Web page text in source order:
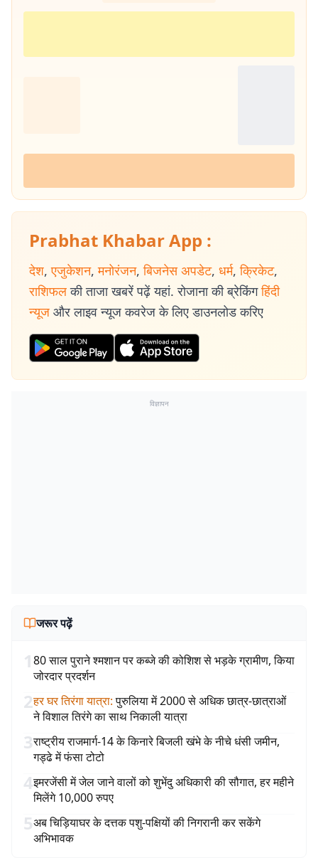
Prabhat Khabar App :
देश, एजुकेशन, मनोरंजन, बिजनेस अपडेट, धर्म, क्रिकेट,
राशिफल की ताजा खबरें पढ़ें यहां. रोजाना की ब्रेकिंग हिंदी
न्यूज और लाइव न्यूज कवरेज के लिए डाउनलोड करिए
विज्ञापन
जरूर पढ़ें
180 साल पुराने श्मशान पर कब्जे की कोशिश से भड़के ग्रामीण, किया
जोरदार प्रदर्शन
2हर घर तिरंगा यात्रा: पुरुलिया में 2000 से अधिक छात्र-छात्राओं
ने विशाल तिरंगे का साथ निकाली यात्रा
3राष्ट्रीय राजमार्ग-14 के किनारे बिजली खंभे के नीचे धंसी जमीन,
गड्ढे में फंसा टोटो
4इमरजेंसी में जेल जाने वालों को शुभेंदु अधिकारी की सौगात, हर महीने
मिलेंगे 10,000 रुपए
5अब चिड़ियाघर के दत्तक पशु-पक्षियों की निगरानी कर सकेंगे
अभिभावक